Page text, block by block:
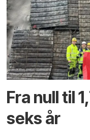
Fra null til
seks år